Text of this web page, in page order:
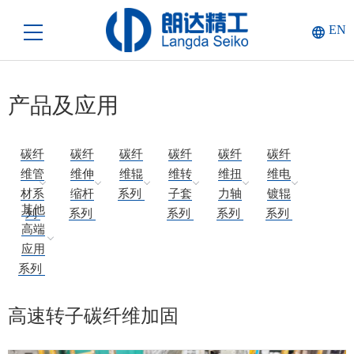
EN
产品及应用
碳纤
维管
材系
列
碳纤
维伸
缩杆
系列
碳纤
维辊
系列
碳纤
维转
子套
系列
碳纤
维扭
力轴
系列
碳纤
维电
镀辊
系列
其他
高端
应用
系列
高速转子碳纤维加固